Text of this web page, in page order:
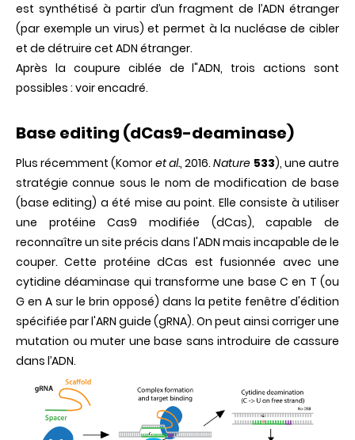
est synthétisé à partir d’un fragment de l’ADN étranger
(par exemple un virus) et permet à la nucléase de cibler
et de détruire cet ADN étranger.
Après la coupure ciblée de l"ADN, trois actions sont
possibles : voir encadré.
Base editing (dCas9-deaminase)
Plus récemment (Komor et al., 2016. Nature 533), une autre
stratégie connue sous le nom de modification de base
(base editing) a été mise au point. Elle consiste à utiliser
une protéine Cas9 modifiée (dCas), capable de
reconnaître un site précis dans l'ADN mais incapable de le
couper. Cette protéine dCas est fusionnée avec une
cytidine déaminase qui transforme une base C en T (ou
G en A sur le brin opposé) dans la petite fenêtre d'édition
spécifiée par l'ARN guide (gRNA). On peut ainsi corriger une
mutation ou muter une base sans introduire de cassure
dans l’ADN.